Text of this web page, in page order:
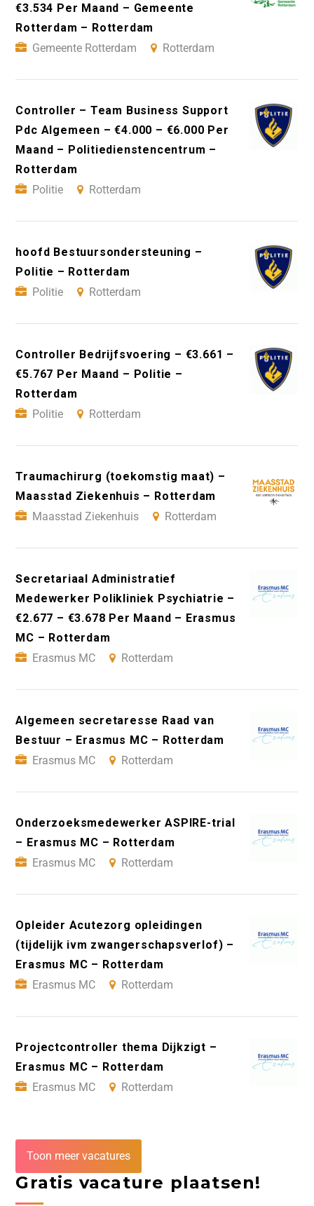
€3.534 Per Maand – Gemeente
Rotterdam – Rotterdam
Gemeente Rotterdam
Rotterdam
Controller – Team Business Support
Pdc Algemeen – €4.000 – €6.000 Per
Maand – Politiedienstencentrum –
Rotterdam
Politie
Rotterdam
hoofd Bestuursondersteuning –
Politie – Rotterdam
Politie
Rotterdam
Controller Bedrijfsvoering – €3.661 –
€5.767 Per Maand – Politie –
Rotterdam
Politie
Rotterdam
Traumachirurg (toekomstig maat) –
Maasstad Ziekenhuis – Rotterdam
Maasstad Ziekenhuis
Rotterdam
Secretariaal Administratief
Medewerker Polikliniek Psychiatrie –
€2.677 – €3.678 Per Maand – Erasmus
MC – Rotterdam
Erasmus MC
Rotterdam
Algemeen secretaresse Raad van
Bestuur – Erasmus MC – Rotterdam
Erasmus MC
Rotterdam
Onderzoeksmedewerker ASPIRE-trial
– Erasmus MC – Rotterdam
Erasmus MC
Rotterdam
Opleider Acutezorg opleidingen
(tijdelijk ivm zwangerschapsverlof) –
Erasmus MC – Rotterdam
Erasmus MC
Rotterdam
Projectcontroller thema Dijkzigt –
Erasmus MC – Rotterdam
Erasmus MC
Rotterdam
Toon meer vacatures
Gratis vacature plaatsen!